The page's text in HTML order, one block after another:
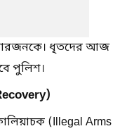
ধৃতদের আজ
পুলিশ।
(Illegal Arms